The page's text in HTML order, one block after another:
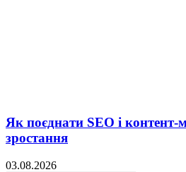
Як поєднати SEO і контент-
зростання
03.08.2026